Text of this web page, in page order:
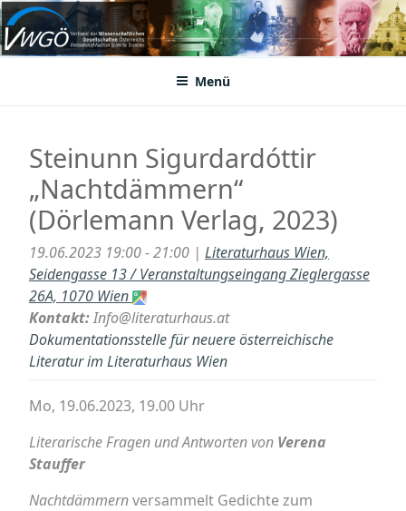
Zum
Inhalt
springenVWGÖ
Federation of Austrian Scientific Societies
Menü
Steinunn Sigurdardóttir
„Nachtdämmern“
(Dörlemann Verlag, 2023)
19.06.2023 19:00 - 21:00 | Literaturhaus Wien,
Seidengasse 13 / Veranstaltungseingang Zieglergasse
26A, 1070 Wien
Kontakt:Info@literaturhaus.at
Dokumentationsstelle für neuere österreichische
Literatur im Literaturhaus Wien
Mo, 19.06.2023, 19.00 Uhr
Literarische Fragen und Antworten von Verena
Stauffer
Nachtdämmernversammelt Gedichte zum